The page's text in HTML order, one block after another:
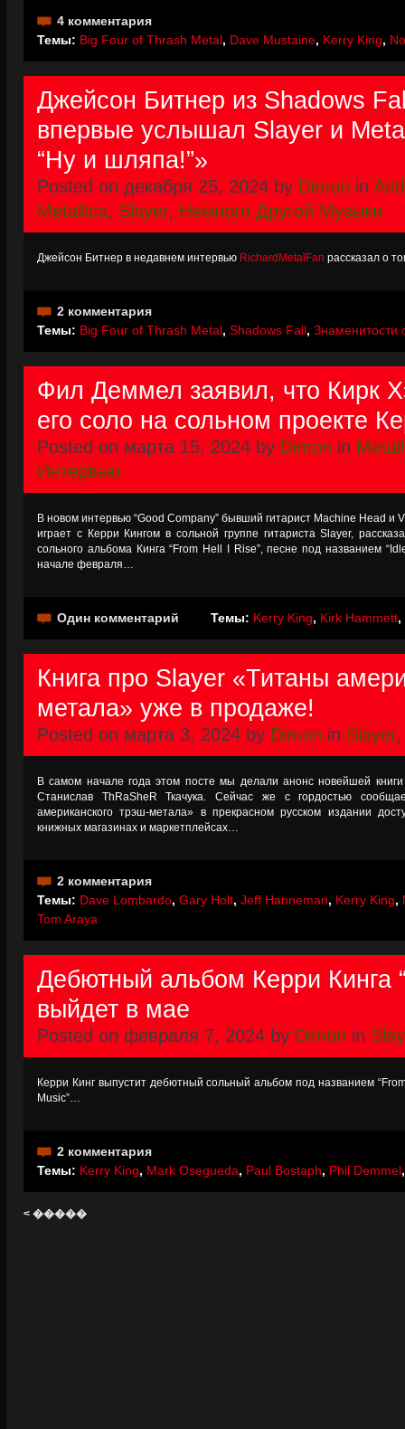
4 комментария
Темы: Big Four of Thrash Metal, Dave Mustaine, Kerry King,
Джейсон Битнер из Shadows
впервые услышал Slayer и
“Ну и шляпа!”»
Posted on декабря 25, 2024 by Dimon in
Metallica, Slayer, Немного Другой Музыки
Джейсон Битнер в недавнем интервью RichardMetalFan рассказал о
2 комментария
Темы: Big Four of Thrash Metal, Shadows Fall, Знаменитости
Фил Деммел заявил, что Кирк
его соло на сольном проекте
Posted on марта 15, 2024 by Dimon in
Интервью
В новом интервью “Good Company” бывший гитарист Machine Head
играет с Керри Кингом в сольной группе гитариста Slayer,
сольного альбома Кинга “From Hell I Rise”, песне под названием
начале февраля…
Один комментарий Темы: Kerry King, Kirk Hammett,
Книга про Slayer «Титаны
метала» уже в продаже!
Posted on марта 3, 2024 by Dimon in Slayer
В самом начале года этом посте мы делали анонс новейшей
Станислав ThRaSheR Ткачука. Сейчас же с гордостью
американского трэш-метала» в прекрасном русском издании
книжных магазинах и маркетплейсах…
2 комментария
Темы: Dave Lombardo, Gary Holt, Jeff Hanneman, Kerry King,
Tom Araya
Дебютный альбом Керри Кинга
выйдет в мае
Posted on февраля 7, 2024 by Dimon in
Керри Кинг выпустит дебютный сольный альбом под названием
Music”…
2 комментария
Темы: Kerry King, Mark Osegueda, Paul Bostaph, Phil Demmel
< �����